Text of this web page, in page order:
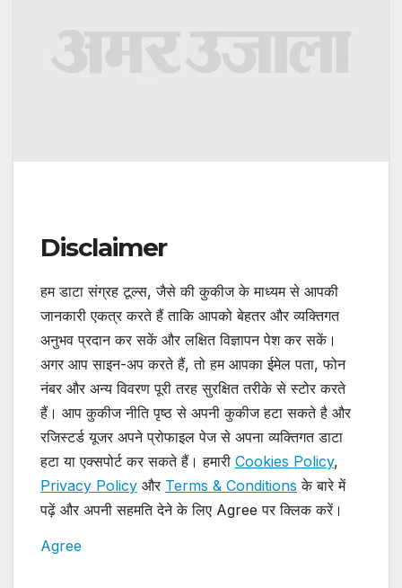
Disclaimer
हम डाटा संग्रह टूल्स, जैसे की कुकीज के माध्यम से आपकी
जानकारी एकत्र करते हैं ताकि आपको बेहतर और व्यक्तिगत
अनुभव प्रदान कर सकें और लक्षित विज्ञापन पेश कर सकें।
अगर आप साइन-अप करते हैं, तो हम आपका ईमेल पता, फोन
नंबर और अन्य विवरण पूरी तरह सुरक्षित तरीके से स्टोर करते
हैं। आप कुकीज नीति पृष्ठ से अपनी कुकीज हटा सकते है और
रजिस्टर्ड यूजर अपने प्रोफाइल पेज से अपना व्यक्तिगत डाटा
हटा या एक्सपोर्ट कर सकते हैं। हमारी Cookies Policy,
Privacy Policy और Terms & Conditions के बारे में
पढ़ें और अपनी सहमति देने के लिए Agree पर क्लिक करें।
Agree